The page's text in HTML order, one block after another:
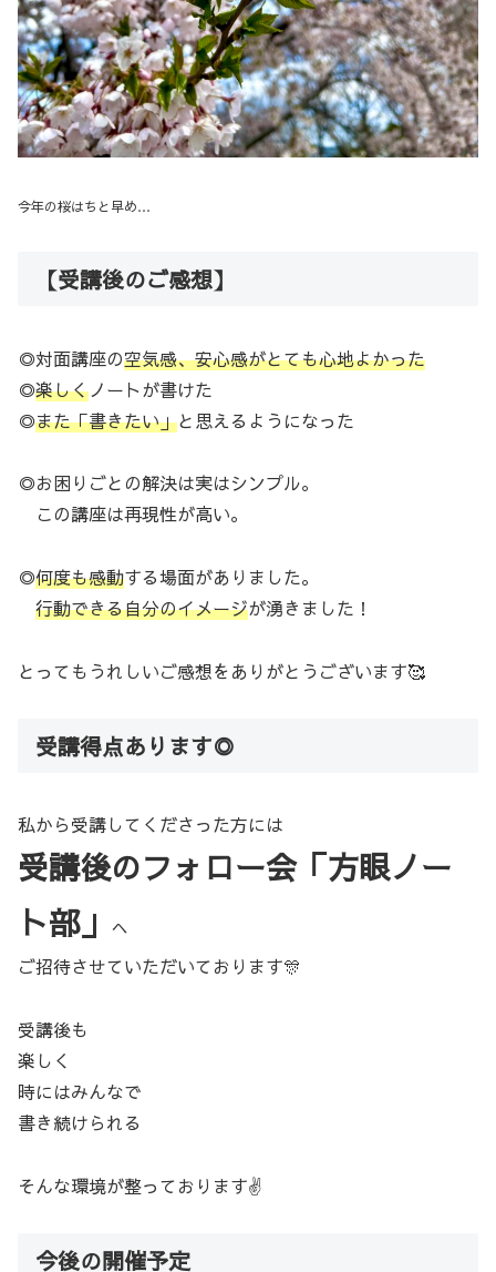
今年の桜はちと早め…
【受講後のご感想】
◎対面講座の空気感、安心感がとても心地よかった
◎楽しくノートが書けた
◎また「書きたい」と思えるようになった
◎お困りごとの解決は実はシンプル。
この講座は再現性が高い。
◎何度も感動する場面がありました。
行動できる自分のイメージが湧きました！
とってもうれしいご感想をありがとうございます🥰
受講得点あります◎
私から受講してくださった方には
受講後のフォロー会「方眼ノー
ト部」
へ
ご招待させていただいております🎊
受講後も
楽しく
時にはみんなで
書き続けられる
そんな環境が整っております✌️
今後の開催予定